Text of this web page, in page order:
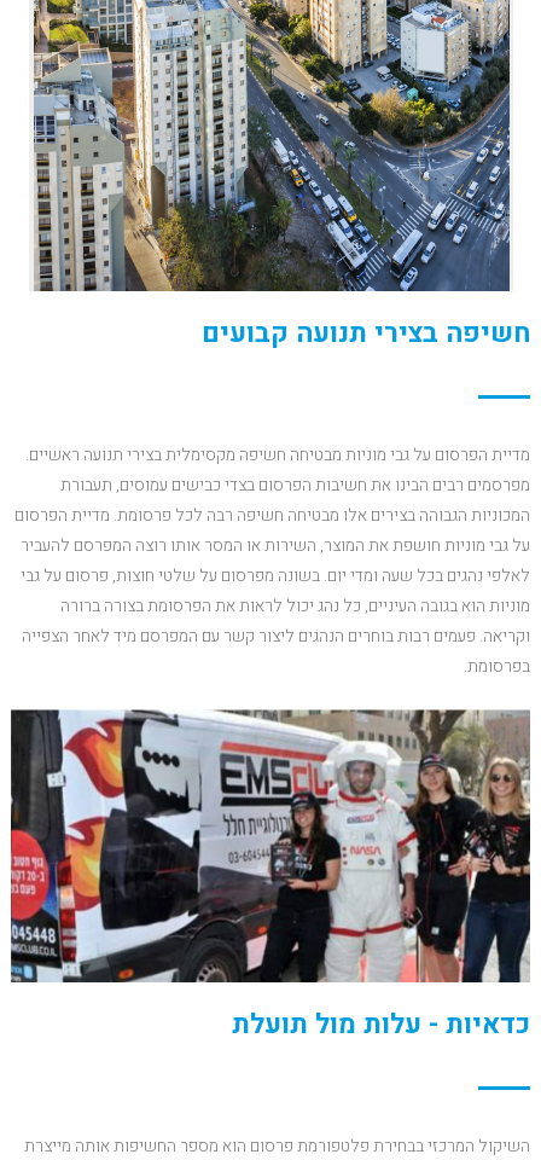
חשיפה בצירי תנועה קבועים
מדיית הפרסום על גבי מוניות מבטיחה חשיפה מקסימלית בצירי תנועה ראשיים.
מפרסמים רבים הבינו את חשיבות הפרסום בצדי כבישים עמוסים, תעבורת
המכוניות הגבוהה בצירים אלו מבטיחה חשיפה רבה לכל פרסומת. מדיית הפרסום
על גבי מוניות חושפת את המוצר, השירות או המסר אותו רוצה המפרסם להעביר
לאלפי נהגים בכל שעה ומדי יום. בשונה מפרסום על שלטי חוצות, פרסום על גבי
מוניות הוא בגובה העיניים, כל נהג יכול לראות את הפרסומת בצורה ברורה
וקריאה. פעמים רבות בוחרים הנהגים ליצור קשר עם המפרסם מיד לאחר הצפייה
בפרסומת.
כדאיות - עלות מול תועלת
השיקול המרכזי בבחירת פלטפורמת פרסום הוא מספר החשיפות אותה מייצרת